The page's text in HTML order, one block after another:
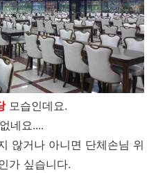
모습인데요.
네요....
않거나 아니면 단체손님 위
가 싶습니다.